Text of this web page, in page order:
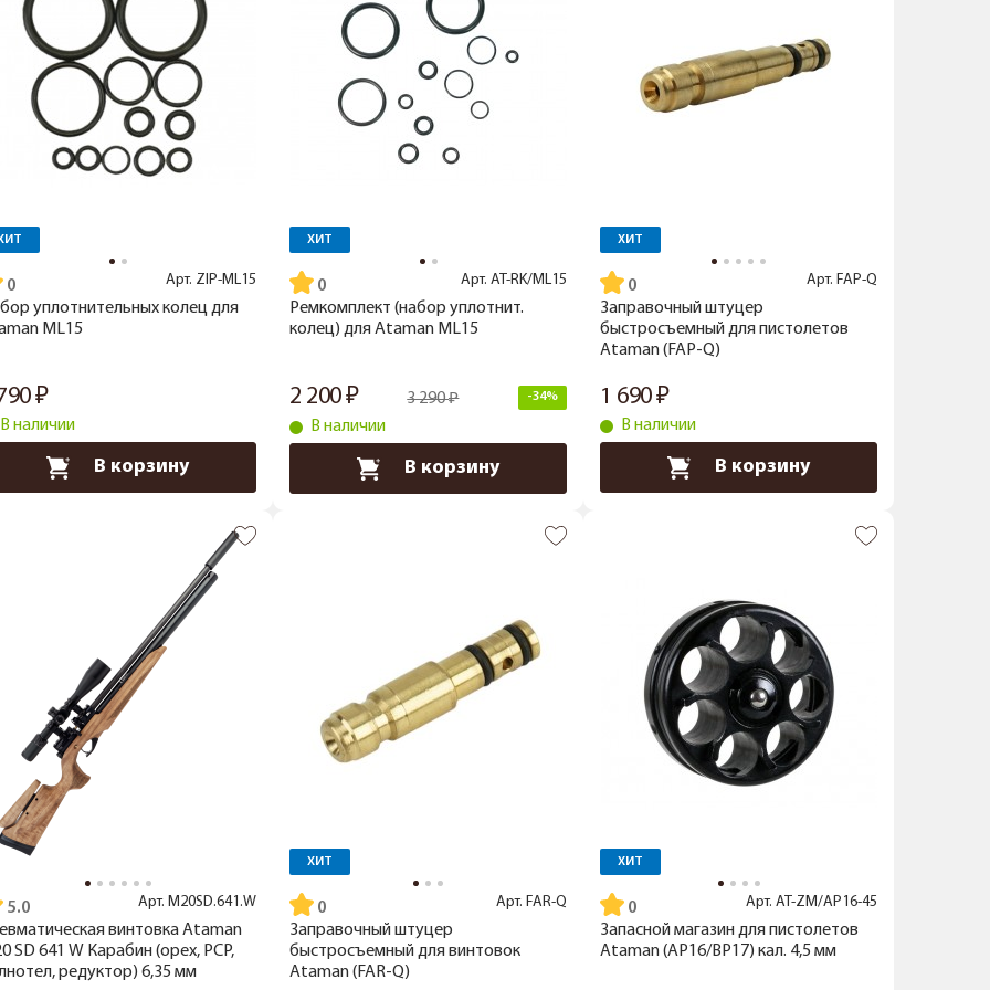
Арт. ZIP-ML15
уплотнительных колец для
ML15
В наличии
В корзину
ХИТ
Арт. AT-RK/ML15
Ремкомплект (набор уплотнит.
колец) для Ataman ML15
2 200 3 290 -34%
В наличии
В корзину
ХИТ
Арт. FAP-Q
Заправочный штуцер
быстросъемный для пистолетов
Ataman (FAP-Q)
1 690
В наличии
В корзину
5.0 Арт. M20SD.641.W
винтовка Ataman
SD 641 W Карабин (орех, PCP,
редуктор) 6,35 мм
ХИТ
Арт. FAR-Q
Заправочный штуцер
быстросъемный для винтовок
Ataman (FAR-Q)
ХИТ
Арт. AT-ZM/AP16-45
Запасной магазин для пистолетов
Ataman (AP16/BP17) кал. 4,5 мм